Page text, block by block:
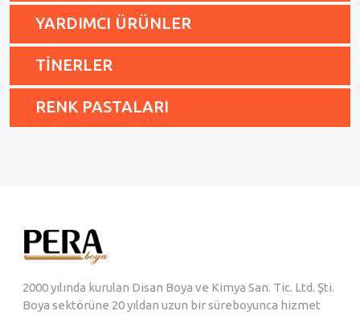
YARDIMCI ÜRÜNLER
TİNERLER
RENK PASTALARI
2000 yılında kurulan Disan Boya ve Kimya San. Tic. Ltd. Şti.
Boya sektörüne 20 yıldan uzun bir süreboyunca hizmet